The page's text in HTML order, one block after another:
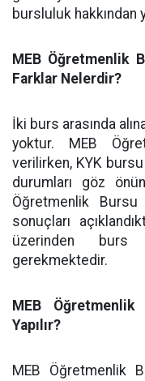
bursluluk hakkından
MEB Öğretmenlik
Farklar Nelerdir?
İki burs arasında
yoktur. MEB
verilirken, KYK
durumları göz
Öğretmenlik
sonuçları
üzerinden burs
gerekmektedir.
MEB
Yapılır?
MEB Öğretmenlik